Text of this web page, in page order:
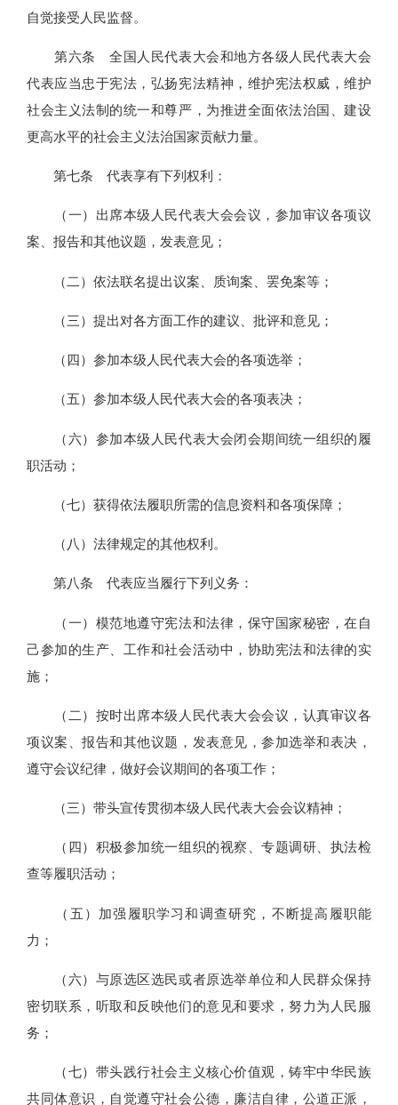
自觉接受人民监督。
第六条 全国人民代表大会和地方各级人民代表大会
代表应当忠于宪法，弘扬宪法精神，维护宪法权威，维护
社会主义法制的统一和尊严，为推进全面依法治国、建设
更高水平的社会主义法治国家贡献力量。
第七条 代表享有下列权利：
（一）出席本级人民代表大会会议，参加审议各项议
案、报告和其他议题，发表意见；
（二）依法联名提出议案、质询案、罢免案等；
（三）提出对各方面工作的建议、批评和意见；
（四）参加本级人民代表大会的各项选举；
（五）参加本级人民代表大会的各项表决；
（六）参加本级人民代表大会闭会期间统一组织的履
职活动；
（七）获得依法履职所需的信息资料和各项保障；
（八）法律规定的其他权利。
第八条 代表应当履行下列义务：
（一）模范地遵守宪法和法律，保守国家秘密，在自
己参加的生产、工作和社会活动中，协助宪法和法律的实
施；
（二）按时出席本级人民代表大会会议，认真审议各
项议案、报告和其他议题，发表意见，参加选举和表决，
遵守会议纪律，做好会议期间的各项工作；
（三）带头宣传贯彻本级人民代表大会会议精神；
（四）积极参加统一组织的视察、专题调研、执法检
查等履职活动；
（五）加强履职学习和调查研究，不断提高履职能
力；
（六）与原选区选民或者原选举单位和人民群众保持
密切联系，听取和反映他们的意见和要求，努力为人民服
务；
（七）带头践行社会主义核心价值观，铸牢中华民族
共同体意识，自觉遵守社会公德，廉洁自律，公道正派，